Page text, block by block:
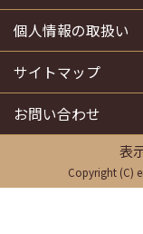
個人情報の取扱い
サイトマップ
お問い合わせ
表
Copyright (C)